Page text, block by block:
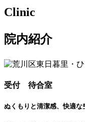
Clinic
院内紹介
受付 待合室
ぬくもりと清潔感、快適な